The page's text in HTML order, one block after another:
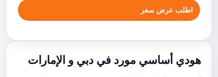
اطلب عرض سعر
هودي أساسي مورد في دبي و الإمارات